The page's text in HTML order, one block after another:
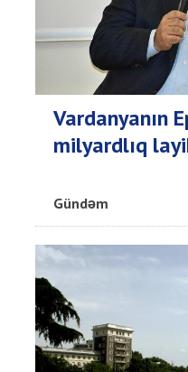
Vardanyanın
milyardlıq
Gündəm